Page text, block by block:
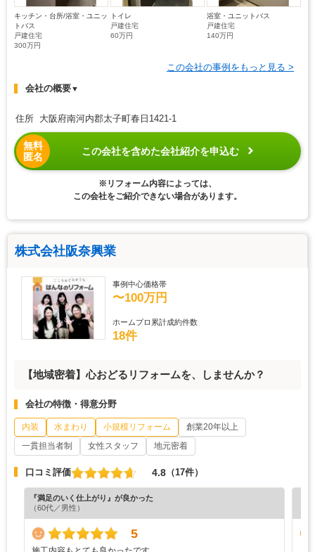
キッチン・台所/浴室・ユニッ
トバス
戸建住宅
300万円
トイレ
戸建住宅
60万円
浴室・ユニットバス
戸建住宅
140万円
この会社の事例をもっと見る >
会社の概要▼
住所 大阪府南河内郡太子町春日1421-1
無料
匿名
この会社を含めた会社紹介を申込む
※リフォーム内容によっては、
この会社をご紹介できない場合があります。
株式会社阪奈興業
事例中心価格帯
〜100万円
ホームプロ累計成約件数
18件
【地域密着】心おどるリフォームを、しませんか？
会社の特徴・得意分野
内装 水まわり 小規模リフォーム
創業20年以上
一貫担当者制
女性スタッフ 地元密着
口コミ評価 4.8 （17件）
『満足のいく仕上がり』が良かった
（60代／男性）
5